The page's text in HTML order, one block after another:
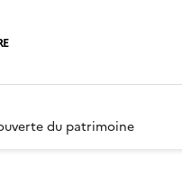
du patrimoine